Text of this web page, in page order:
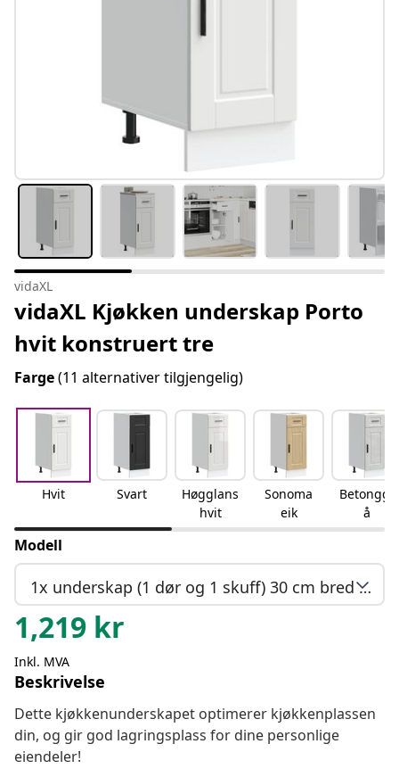
vidaXL
vidaXL Kjøkken underskap Porto
hvit konstruert tre
Farge(11 alternativer tilgjengelig)
Hvit Svart
Høgglans
hvit
Sonoma
eik
Betonggr
å
Modell
1x underskap (1 dør og 1 skuff) 30 cm bred 81,5 cm høy
1,219 kr
Inkl. MVA
Beskrivelse
Dette kjøkkenunderskapet optimerer kjøkkenplassen
din, og gir god lagringsplass for dine personlige
eiendeler!